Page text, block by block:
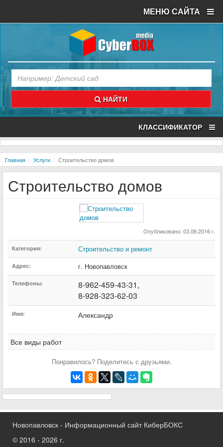
МЕНЮ САЙТА
НАЙТИ
КЛАССИФИКАТОР
Главная Услуги Строительство домов
Строительство домов
Опубликовано: 03.06.2016 г.
Категория: Строительство и ремонт
Адрес: г. Новопавловск
Телефоны:
8-962-459-43-31,
8-928-323-62-03
Имя: Александр
Все виды работ
Понравилось? Поделитесь с друзьями.
Новопавловск - Информационный сайт КиберБОКС
© 2016 - 2026 г.